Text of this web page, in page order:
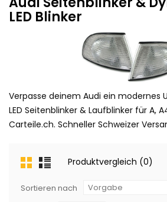
LED Blinker
Verpasse deinem Audi ein modernes
LED Seitenblinker & Laufblinker für A,
Carteile.ch. Schneller Schweizer
Produktvergleich (0)
Sortieren nach Vorgabe